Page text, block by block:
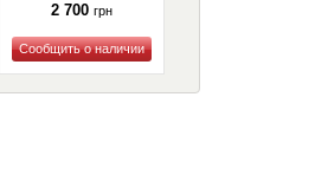
2 700 грн
Купить